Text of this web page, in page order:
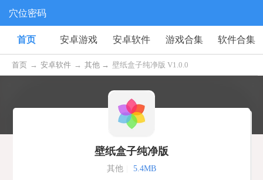
穴位密码
首页 安卓游戏 安卓软件 游戏合集 软件合集
首页 → 安卓软件 → 其他 → 壁纸盒子纯净版 V1.0.0
壁纸盒子纯净版
其他 5.4MB